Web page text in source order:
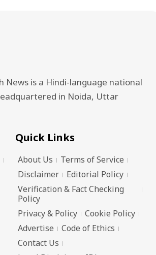
News is a Hindi-language national
in Noida, Uttar
Quick Links
About Us
Terms of Service
Disclaimer
Editorial Policy
Verification & Fact Checking
Policy
Privacy & Policy
Cookie Policy
Advertise
Code of Ethics
Contact Us